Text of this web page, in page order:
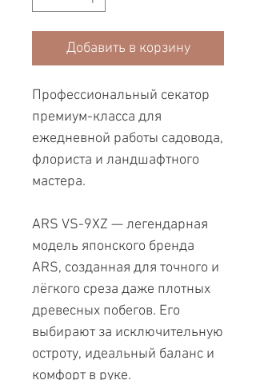
Добавить в корзину
Профессиональный секатор
премиум-класса для
ежедневной работы садовода,
флориста и ландшафтного
мастера.
ARS VS-9XZ — легендарная
модель японского бренда
ARS, созданная для точного и
лёгкого среза даже плотных
древесных побегов. Его
выбирают за исключительную
остроту, идеальный баланс и
комфорт в руке.